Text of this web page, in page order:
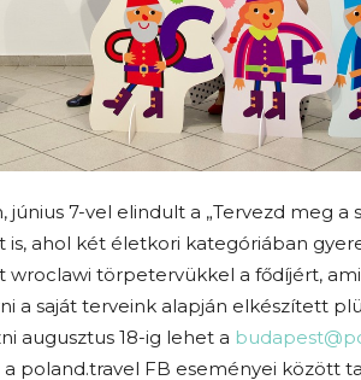
június 7-vel elindult a „Tervezd meg a
is, ahol két életkori kategóriában
wroclawi törpetervükkel a fődíjért,
a saját terveink alapján elkészített
augusztus 18-ig lehet a
poland.travel FB eseményei között